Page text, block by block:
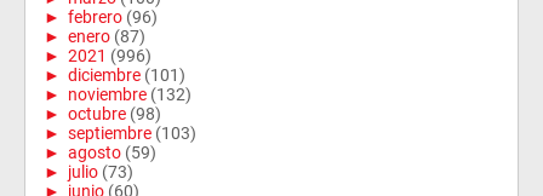
► febrero (96)
► enero (87)
► 2021 (996)
► diciembre (101)
► noviembre (132)
► octubre (98)
► septiembre (103)
► agosto (59)
► julio (73)
► junio (60)